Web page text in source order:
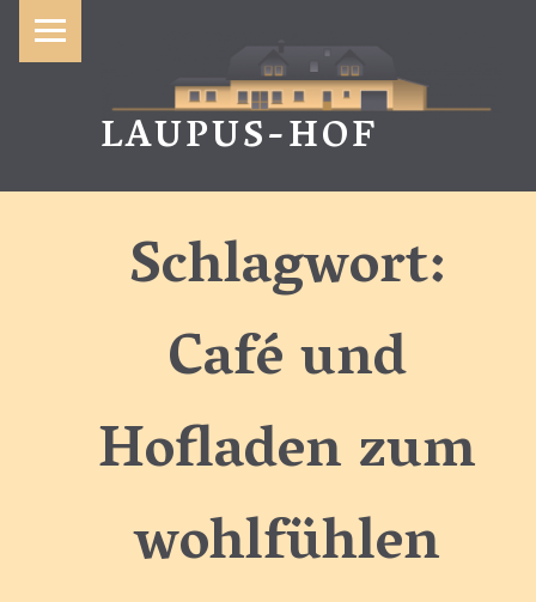
LAUPUS-HOF
Schlagwort:
Café und
Hofladen zum
wohlfühlen